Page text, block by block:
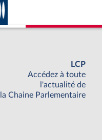
LCP
Accédez à toute
l'actualité de
la Chaine Parlementaire